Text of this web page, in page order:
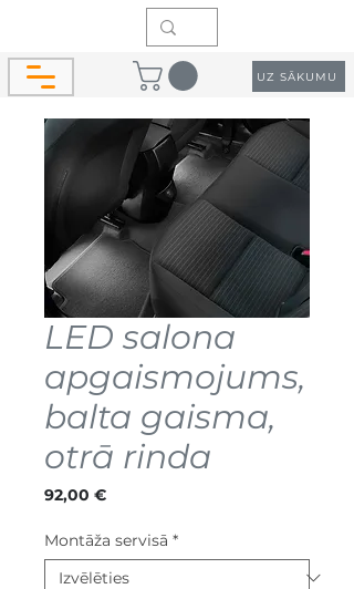
UZ SĀKUMU
LED salona
apgaismojums,
balta gaisma,
otrā rinda
92,00 €Cena
Montāža servisā *